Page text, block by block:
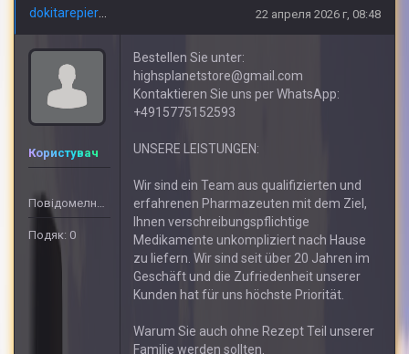
22 апреля 2026 г, 08:48
Користувач
Повідомелнь: 609
Подяк: 0
Bestellen Sie unter:
highsplanetstore@gmail.com
Kontaktieren Sie uns per WhatsApp:
+4915775152593
UNSERE LEISTUNGEN:
Wir sind ein Team aus qualifizierten und
erfahrenen Pharmazeuten mit dem Ziel,
Ihnen verschreibungspflichtige
Medikamente unkompliziert nach Hause
zu liefern. Wir sind seit über 20 Jahren im
Geschäft und die Zufriedenheit unserer
Kunden hat für uns höchste Priorität.
Warum Sie auch ohne Rezept Teil unserer
Familie werden sollten.